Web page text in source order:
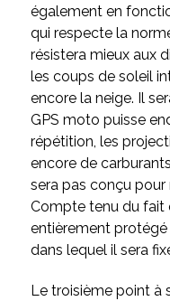
également en
qui respecte la
résistera mieux aux
les coups de soleil
encore la neige. Il
GPS moto puisse
répétition, les
encore de
sera pas conçu
Compte tenu du fait
entièrement protégé
dans lequel il sera
Le troisième point à